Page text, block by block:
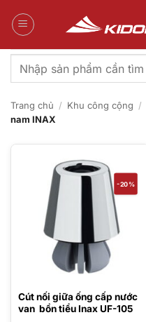
qua
Tìm
kiếm:
Trang chủ / Khu công cộng /
nam INAX
-20%
Cút nối giữa ống cấp nước
van bồn tiểu Inax UF-105